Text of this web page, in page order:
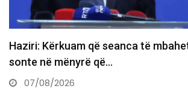
Haziri: Kërkuam që seanca të
sonte në mënyrë që…
07/08/2026